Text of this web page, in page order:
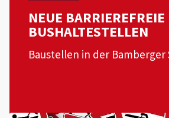
NEUE BARRIEREFREIE
BUSHALTESTELLEN
Baustellen in der Bamberger